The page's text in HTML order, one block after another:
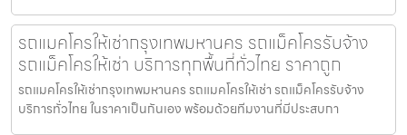
รถแมคโครให้เช่ากรุงเทพมหานคร รถแม็คโครรับจ้าง
รถแม็คโครให้เช่า บริการทุกพื้นที่ทั่วไทย ราคาถูก
รถแมคโครให้เช่ากรุงเทพมหานคร รถแมคโครให้เช่า รถแม็คโครรับจ้าง
บริการทั่วไทย ในราคาเป็นกันเอง พร้อมด้วยทีมงานที่มีประสบกา